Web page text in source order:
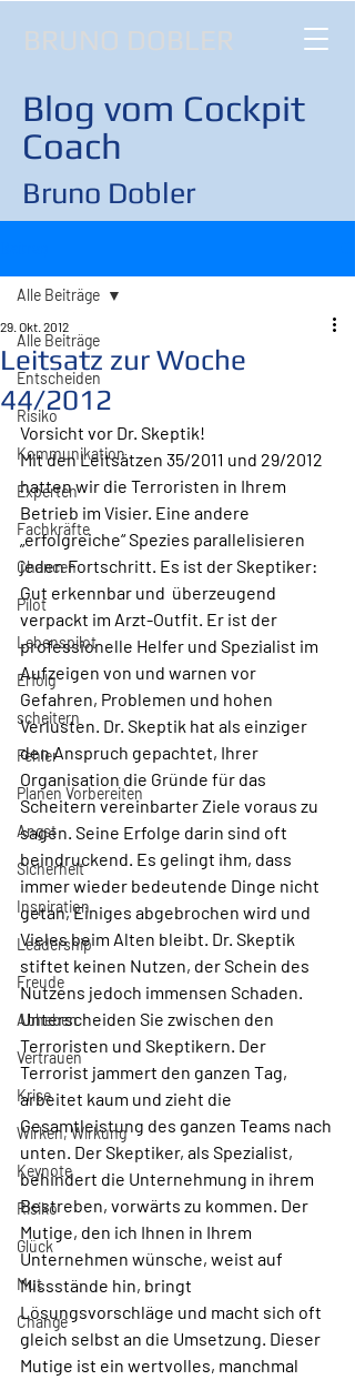
BRUNO DOBLER
Blog vom Cockpit
Coach
Bruno Dobler
Alle Beiträge
Entscheiden
Risiko
Kommunikation
Experten
Fachkräfte
Chancen
Pilot
Lebenspilot
Erfolg
scheitern
Fehler
Planen Vorbereiten
Angst
Sicherheit
Inspiration
Leadership
Freude
Abheben
Vertrauen
Krise
Wirken, Wirkung
Keynote
Risiko
Glück
Mut
Change
Alle Beiträge
Leitsatz zur Woche
44/2012
29. Okt. 2012
Vorsicht vor Dr. Skeptik!
Mit den Leitsätzen 35/2011 und 29/2012
hatten wir die Terroristen in Ihrem
Betrieb im Visier. Eine andere
„erfolgreiche“ Spezies parallelisieren
jeden Fortschritt. Es ist der Skeptiker:
Gut erkennbar und  überzeugend
verpackt im Arzt-Outfit. Er ist der
professionelle Helfer und Spezialist im
Aufzeigen von und warnen vor
Gefahren, Problemen und hohen
Verlusten. Dr. Skeptik hat als einziger
den Anspruch gepachtet, Ihrer
Organisation die Gründe für das
Scheitern vereinbarter Ziele voraus zu
sagen. Seine Erfolge darin sind oft
beindruckend. Es gelingt ihm, dass
immer wieder bedeutende Dinge nicht
getan, Einiges abgebrochen wird und
Vieles beim Alten bleibt. Dr. Skeptik
stiftet keinen Nutzen, der Schein des
Nutzens jedoch immensen Schaden.
Unterscheiden Sie zwischen den
Terroristen und Skeptikern. Der
Terrorist jammert den ganzen Tag,
arbeitet kaum und zieht die
Gesamtleistung des ganzen Teams nach
unten. Der Skeptiker, als Spezialist,
behindert die Unternehmung in ihrem
Bestreben, vorwärts zu kommen. Der
Mutige, den ich Ihnen in Ihrem
Unternehmen wünsche, weist auf
Missstände hin, bringt
Lösungsvorschläge und macht sich oft
gleich selbst an die Umsetzung. Dieser
Mutige ist ein wertvolles, manchmal